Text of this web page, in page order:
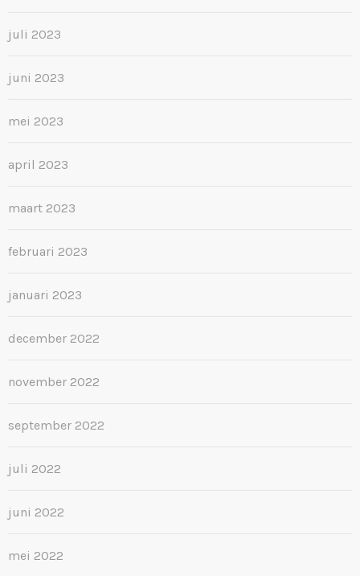
juli 2023
juni 2023
mei 2023
april 2023
maart 2023
februari 2023
januari 2023
december 2022
november 2022
september 2022
juli 2022
juni 2022
mei 2022